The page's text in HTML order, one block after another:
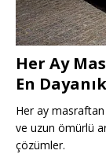
Her Ay
En
Her ay masraftan
ve uzun ömürlü
çözümler.